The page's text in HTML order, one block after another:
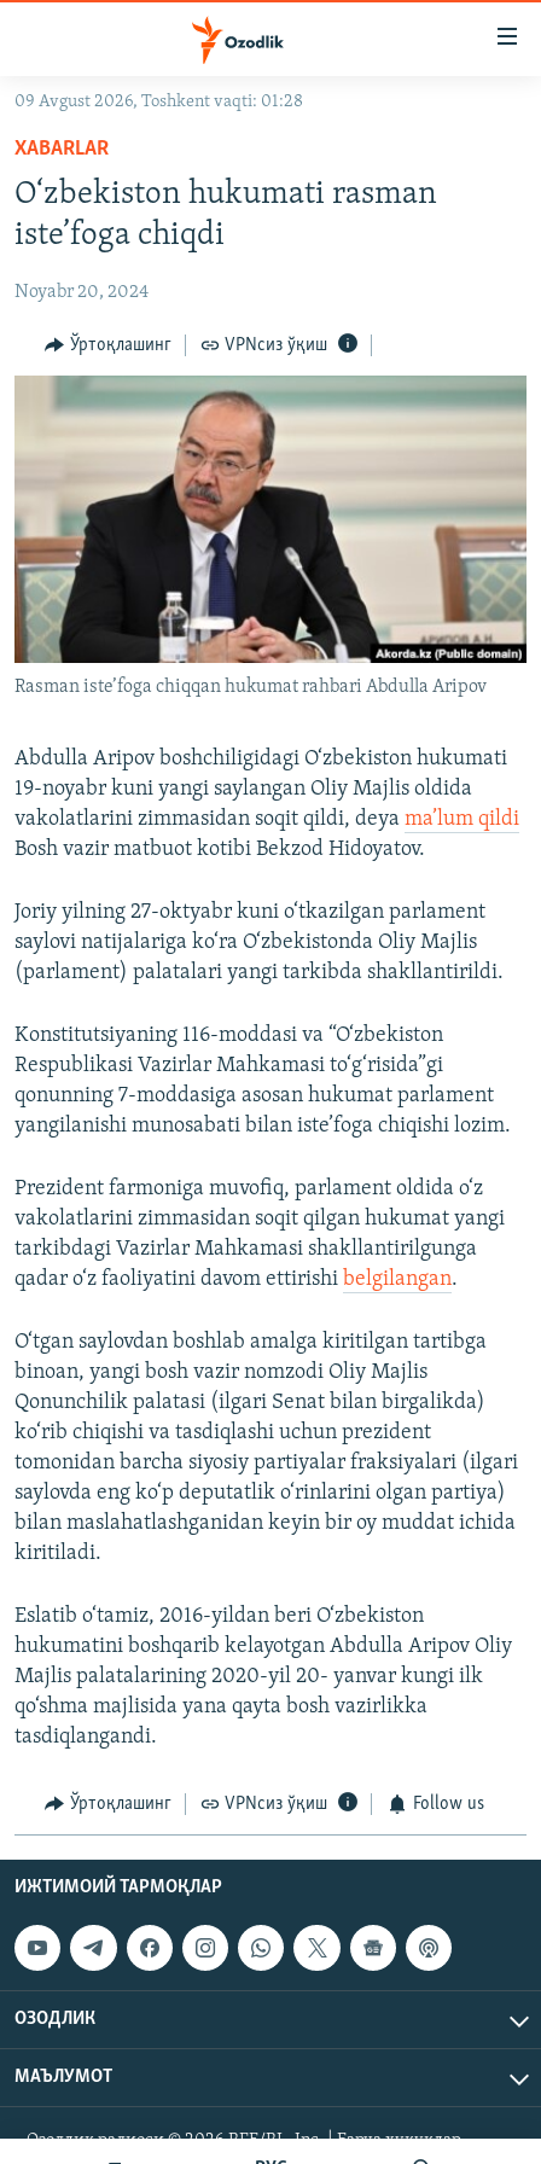
Асосий
навигацияга
ўтинг
Қидиришга
OZODVIDEO
OZODARXIV
На русском
ИЖТИМОИЙ ТАРМОҚЛАР
Озодлик бошқа тилларда
09 Avgust 2026, Toshkent vaqti: 01:28
XABARLAR
O‘zbekiston hukumati rasman
iste’foga chiqdi
Noyabr 20, 2024
Ўртоқлашинг VPNсиз ўқиш
Rasman iste’foga chiqqan hukumat rahbari Abdulla Aripov
Abdulla Aripov boshchiligidagi O‘zbekiston hukumati
19-noyabr kuni yangi saylangan Oliy Majlis oldida
vakolatlarini zimmasidan soqit qildi, deya ma’lum qildi
Bosh vazir matbuot kotibi Bekzod Hidoyatov.
Joriy yilning 27-oktyabr kuni o‘tkazilgan parlament
saylovi natijalariga ko‘ra O‘zbekistonda Oliy Majlis
(parlament) palatalari yangi tarkibda shakllantirildi.
Konstitutsiyaning 116-moddasi va “O‘zbekiston
Respublikasi Vazirlar Mahkamasi to‘g‘risida”gi
qonunning 7-moddasiga asosan hukumat parlament
yangilanishi munosabati bilan iste’foga chiqishi lozim.
Prezident farmoniga muvofiq, parlament oldida o‘z
vakolatlarini zimmasidan soqit qilgan hukumat yangi
tarkibdagi Vazirlar Mahkamasi shakllantirilgunga
qadar o‘z faoliyatini davom ettirishi belgilangan.
O‘tgan saylovdan boshlab amalga kiritilgan tartibga
binoan, yangi bosh vazir nomzodi Oliy Majlis
Qonunchilik palatasi (ilgari Senat bilan birgalikda)
ko‘rib chiqishi va tasdiqlashi uchun prezident
tomonidan barcha siyosiy partiyalar fraksiyalari (ilgari
saylovda eng ko‘p deputatlik o‘rinlarini olgan partiya)
bilan maslahatlashganidan keyin bir oy muddat ichida
kiritiladi.
Eslatib o‘tamiz, 2016-yildan beri O‘zbekiston
hukumatini boshqarib kelayotgan Abdulla Aripov Oliy
Majlis palatalarining 2020-yil 20- yanvar kungi ilk
qo‘shma majlisida yana qayta bosh vazirlikka
tasdiqlangandi.
Ўртоқлашинг VPNсиз ўқиш Follow us
ИЖТИМОИЙ ТАРМОҚЛАР
ОЗОДЛИК
МАЪЛУМОТ
Озодлик радиоси © 2026 RFE/RL, Inc. | Барча ҳуқуқлар